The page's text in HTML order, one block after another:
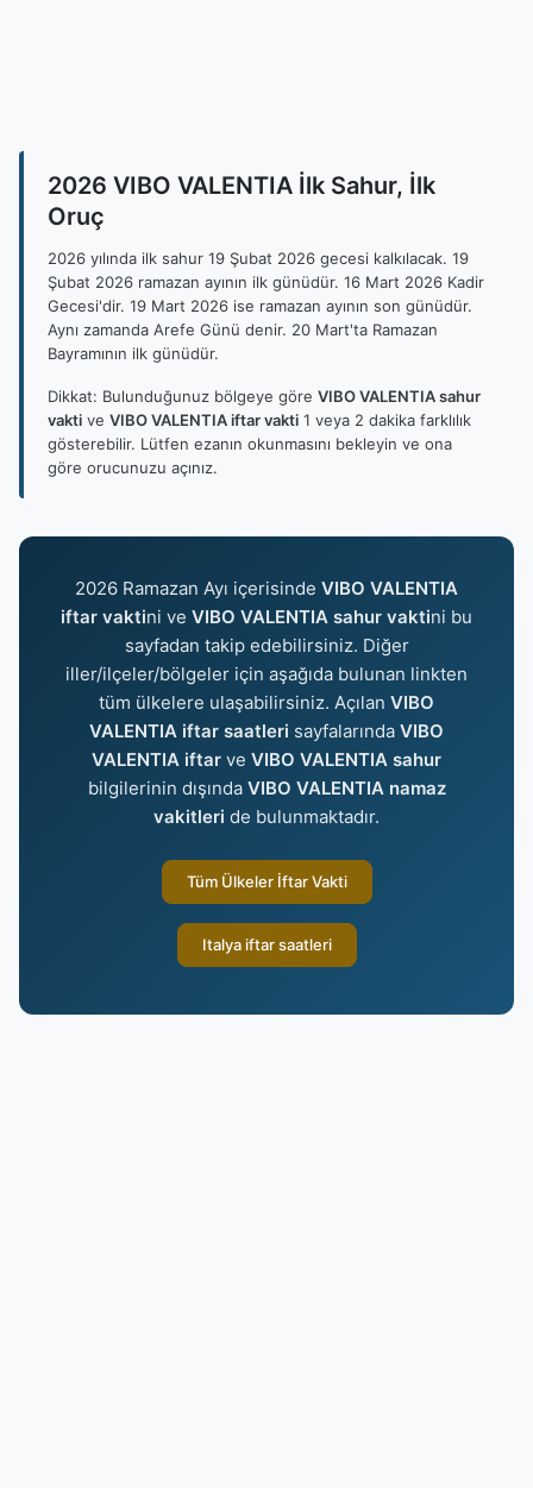
2026 VIBO VALENTIA İlk Sahur, İlk
Oruç
2026 yılında ilk sahur 19 Şubat 2026 gecesi kalkılacak. 19
Şubat 2026 ramazan ayının ilk günüdür. 16 Mart 2026 Kadir
Gecesi'dir. 19 Mart 2026 ise ramazan ayının son günüdür.
Aynı zamanda Arefe Günü denir. 20 Mart'ta Ramazan
Bayramının ilk günüdür.
Dikkat: Bulunduğunuz bölgeye göre VIBO VALENTIA sahur
vakti ve VIBO VALENTIA iftar vakti 1 veya 2 dakika farklılık
gösterebilir. Lütfen ezanın okunmasını bekleyin ve ona
göre orucunuzu açınız.
2026 Ramazan Ayı içerisinde VIBO VALENTIA
iftar vaktini ve VIBO VALENTIA sahur vaktini bu
sayfadan takip edebilirsiniz. Diğer
iller/ilçeler/bölgeler için aşağıda bulunan linkten
tüm ülkelere ulaşabilirsiniz. Açılan VIBO
VALENTIA iftar saatleri sayfalarında VIBO
VALENTIA iftar ve VIBO VALENTIA sahur
bilgilerinin dışında VIBO VALENTIA namaz
vakitleri de bulunmaktadır.
Tüm Ülkeler İftar Vakti
Italya iftar saatleri